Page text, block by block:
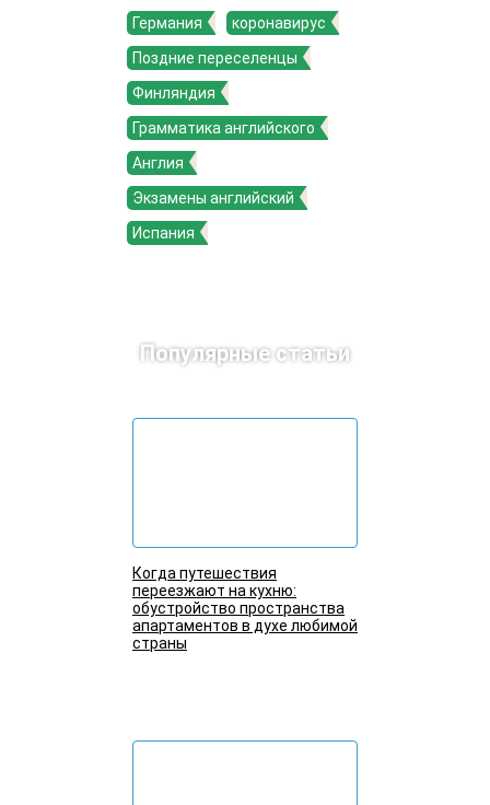
Германия
коронавирус
Поздние переселенцы
Финляндия
Грамматика английского
Англия
Экзамены английский
Испания
Популярные статьи
Когда путешествия
переезжают на кухню:
обустройство пространства
апартаментов в духе любимой
страны